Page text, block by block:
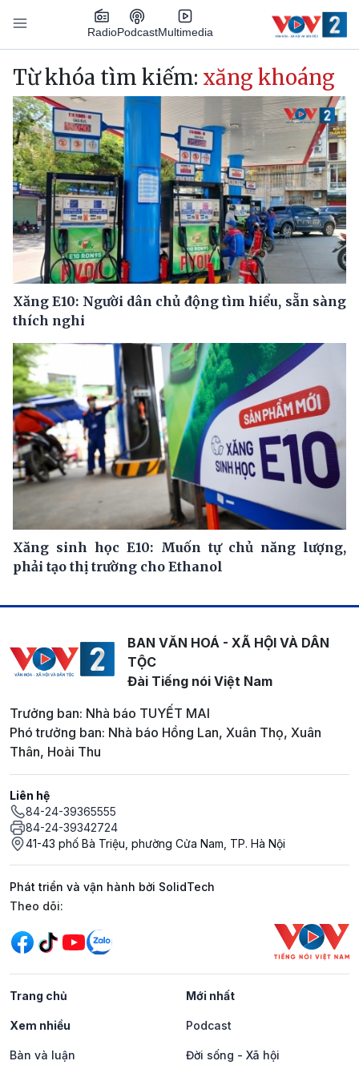
Nhảy đến nội dung
RadioPodcastMultimedia
Main navigation
Từ khóa tìm kiếm: xăng khoáng
Xăng E10: Người dân chủ động tìm hiểu, sẵn sàng
thích nghi
Xăng sinh học E10: Muốn tự chủ năng lượng,
phải tạo thị trường cho Ethanol
BAN VĂN HOÁ - XÃ HỘI VÀ DÂN
TỘC
Đài Tiếng nói Việt Nam
Trưởng ban: Nhà báo TUYẾT MAI
Phó trưởng ban: Nhà báo Hồng Lan, Xuân Thọ, Xuân
Thân, Hoài Thu
Liên hệ
84-24-39365555
84-24-39342724
41-43 phố Bà Triệu, phường Cửa Nam, TP. Hà Nội
Phát triển và vận hành bởi SolidTech
Mạng xã hội
Theo dõi:
Trang chủ Mới nhất
Xem nhiều Podcast
Bàn và luận Đời sống - Xã hội